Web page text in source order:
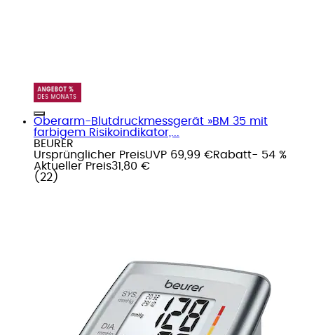
Oberarm-Blutdruckmessgerät »BM 35 mit
farbigem Risikoindikator,...
BEURER
Ursprünglicher PreisUVP 69,99 €Rabatt- 54 %
Aktueller Preis31,80 €
( 22 )